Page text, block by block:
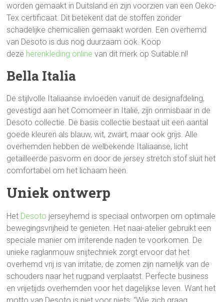
worden gemaakt in Duitsland en zijn voorzien van een Oeko-
Tex certificaat. Dit betekent dat de stoffen zonder
schadelijke chemicaliën gemaakt worden. Een overhemd
van Desoto is dus nog duurzaam ook. Koop
deze herenkleding online van dit merk op Suitable.nl!
Bella Italia
De stijlvolle Italiaanse invloeden vanuit de designafdeling,
gevestigd aan het Comomeer in Italië, zijn onmisbaar in de
Desoto collectie. De basis collectie bestaat uit een aantal
goede kleuren als blauw, wit, zwart, maar ook grijs. Alle
overhemden hebben de welbekende Italiaanse, licht
getailleerde pasvorm en door de jersey stretch stof sluit het
comfortabel om het lichaam heen.
Uniek ontwerp
Het Desoto jerseyhemd is speciaal ontworpen om optimale
bewegingsvrijheid te genieten. Het naai-atelier gebruikt een
speciale manier om irriterende naden te voorkomen. De
unieke raglanmouw snijtechniek zorgt ervoor dat het
overhemd vrij is van irritatie, de zomen zijn namelijk van de
schouders naar het rugpand verplaatst. Perfecte business
en vrijetijds overhemden voor het dagelijkse leven. Want het